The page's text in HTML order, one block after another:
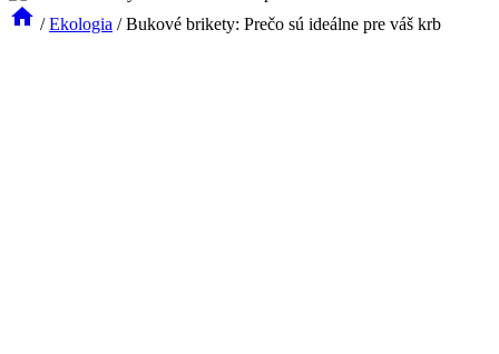
/ Ekologia / Bukové brikety: Prečo sú ideálne pre váš krb